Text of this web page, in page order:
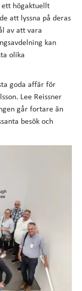
ett högaktuellt
att lyssna på deras
av att vara
kan
olika
goda affär för
Lee Reissner
går fortare än
besök och